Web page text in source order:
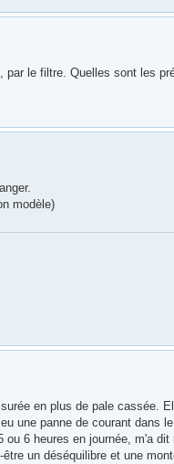
le filtre. Quelles sont les
modèle)
en plus de pale cassée.
une panne de courant dans
6 heures en journée, m'a dit
un déséquilibre et une